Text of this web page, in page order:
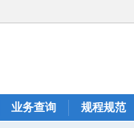
业务查询 规程规范